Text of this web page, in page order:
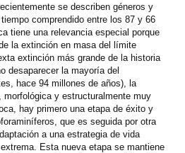
se describen géneros y
comprendido entre los 87 y 66
tiene una relevancia especial porque
la extinción en masa del límite
extinción más grande de la historia
desaparecer la mayoría del
hace 94 millones de años), la
morfológica y estructuralmente muy
hay primero una etapa de éxito y
que es seguida por otra
a una estrategia de vida
Esta nueva etapa se mantiene